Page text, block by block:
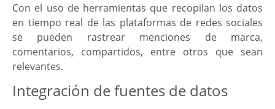
Con el uso de herramientas que recopilan los datos
en tiempo real de las plataformas de redes sociales
se pueden rastrear menciones de marca,
comentarios, compartidos, entre otros que sean
relevantes.
Integración de fuentes de datos